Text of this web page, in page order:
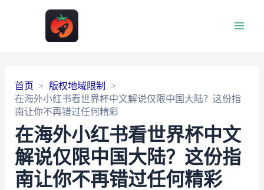
首页
版权地域限制
在海外小红书看世界杯中文解说仅限中国大陆？这份指
南让你不再错过任何精彩
在海外小红书看世界杯中文
解说仅限中国大陆？这份指
南让你不再错过任何精彩